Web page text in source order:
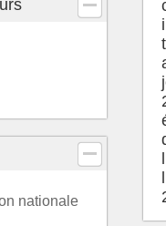
nationale